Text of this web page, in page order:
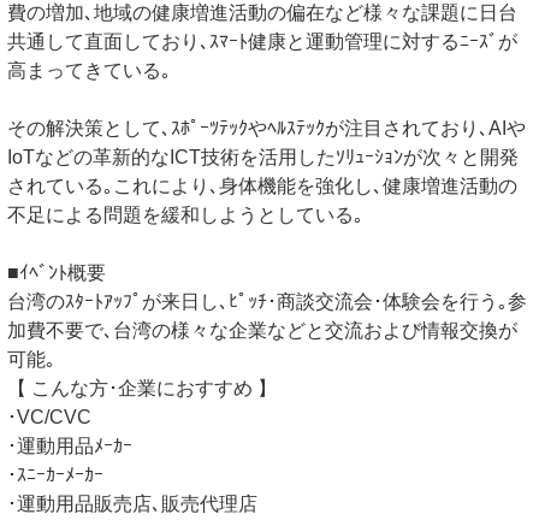
費の増加､地域の健康増進活動の偏在など様々な課題に日台
共通して直面しており､ｽﾏｰﾄ健康と運動管理に対するﾆｰｽﾞが
高まってきている｡
その解決策として､ｽﾎﾟｰﾂﾃｯｸやﾍﾙｽﾃｯｸが注目されており､AIや
IoTなどの革新的なICT技術を活用したｿﾘｭｰｼｮﾝが次々と開発
されている｡これにより､身体機能を強化し､健康増進活動の
不足による問題を緩和しようとしている｡
■ｲﾍﾞﾝﾄ概要
台湾のｽﾀｰﾄｱｯﾌﾟが来日し､ﾋﾟｯﾁ･商談交流会･体験会を行う｡参
加費不要で､台湾の様々な企業などと交流および情報交換が
可能｡
【 こんな方･企業におすすめ 】
･VC/CVC
･運動用品ﾒｰｶｰ
･ｽﾆｰｶｰﾒｰｶｰ
･運動用品販売店､販売代理店